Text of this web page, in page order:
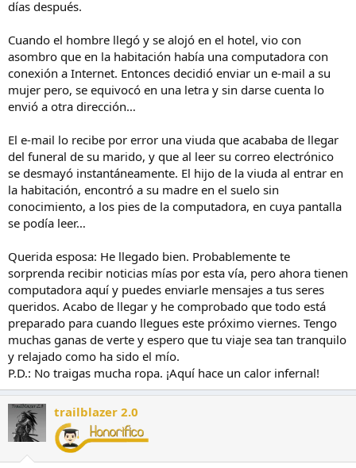
días después.
Cuando el hombre llegó y se alojó en el hotel, vio con
asombro que en la habitación había una computadora con
conexión a Internet. Entonces decidió enviar un e-mail a su
mujer pero, se equivocó en una letra y sin darse cuenta lo
envió a otra dirección…
El e-mail lo recibe por error una viuda que acababa de llegar
del funeral de su marido, y que al leer su correo electrónico
se desmayó instantáneamente. El hijo de la viuda al entrar en
la habitación, encontró a su madre en el suelo sin
conocimiento, a los pies de la computadora, en cuya pantalla
se podía leer…
Querida esposa: He llegado bien. Probablemente te
sorprenda recibir noticias mías por esta vía, pero ahora tienen
computadora aquí y puedes enviarle mensajes a tus seres
queridos. Acabo de llegar y he comprobado que todo está
preparado para cuando llegues este próximo viernes. Tengo
muchas ganas de verte y espero que tu viaje sea tan tranquilo
y relajado como ha sido el mío.
P.D.: No traigas mucha ropa. ¡Aquí hace un calor infernal!
trailblazer 2.0